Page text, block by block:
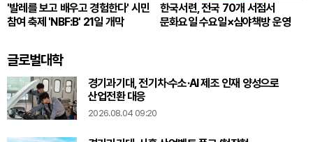
'발레를 보고 배우고 경험한다' 시민
참여 축제 'NBF:B' 21일 개막
한국서련, 전국 70개 서점서
문화요일 수요일×심야책방 운영
글로벌대학
경기과기대, 전기차·수소·AI 제조 인재 양성으로
산업전환 대응
2026.08.04 09:20